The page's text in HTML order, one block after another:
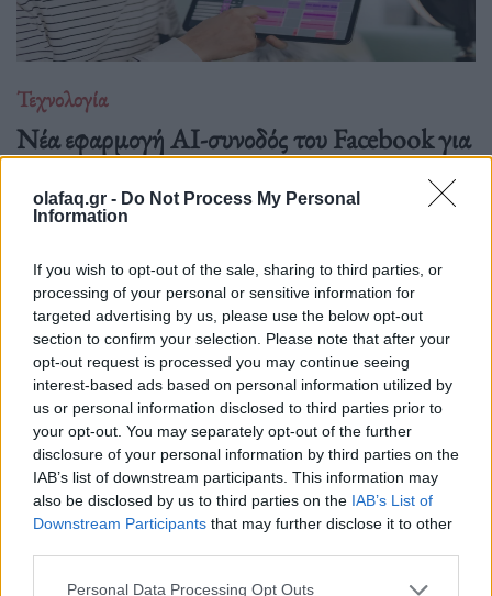
olafaq.gr - Do Not Process My Personal
Information
If you wish to opt-out of the sale, sharing to third parties, or
processing of your personal or sensitive information for
targeted advertising by us, please use the below opt-out
section to confirm your selection. Please note that after your
opt-out request is processed you may continue seeing
interest-based ads based on personal information utilized by
us or personal information disclosed to third parties prior to
your opt-out. You may separately opt-out of the further
disclosure of your personal information by third parties on the
IAB’s list of downstream participants. This information may
also be disclosed by us to third parties on the IAB’s List of
Downstream Participants that may further disclose it to other
Personal Data Processing Opt Outs
Τεχνολογία
Νέα εφαρμογή AI-συνοδός του Facebook για
δημιουργούς περιεχομένου
06.07.26
Το Facebook επανασχεδιάζει το Creator Studio ως αυτόνομη
εφαρμογή με AI βοηθό: εξατομικευμένες.